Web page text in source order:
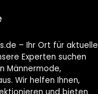
– Ihr Ort für aktuelle
Experten suchen
Männermode,
Wir helfen Ihnen,